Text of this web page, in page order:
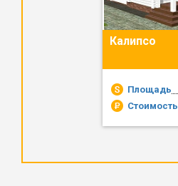
Калипсо
Площадь
Стоимость